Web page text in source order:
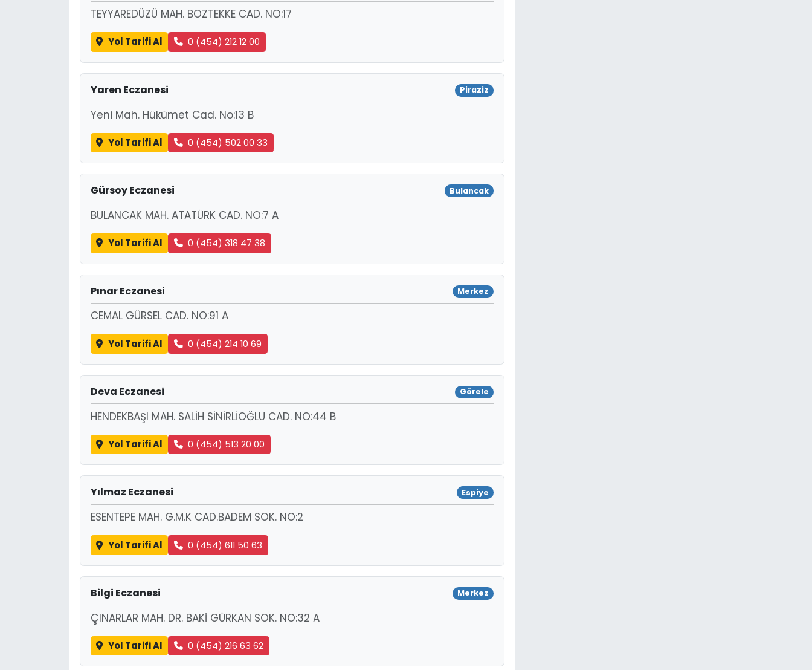
TEYYAREDÜZÜ MAH. BOZTEKKE CAD. NO:17
Yol Tarifi Al 0 (454) 212 12 00
Yaren Eczanesi Piraziz
Yeni Mah. Hükümet Cad. No:13 B
Yol Tarifi Al 0 (454) 502 00 33
Gürsoy Eczanesi Bulancak
BULANCAK MAH. ATATÜRK CAD. NO:7 A
Yol Tarifi Al 0 (454) 318 47 38
Pınar Eczanesi Merkez
CEMAL GÜRSEL CAD. NO:91 A
Yol Tarifi Al 0 (454) 214 10 69
Deva Eczanesi Görele
HENDEKBAŞI MAH. SALİH SİNİRLİOĞLU CAD. NO:44 B
Yol Tarifi Al 0 (454) 513 20 00
Yılmaz Eczanesi Espiye
ESENTEPE MAH. G.M.K CAD.BADEM SOK. NO:2
Yol Tarifi Al 0 (454) 611 50 63
Bilgi Eczanesi Merkez
ÇINARLAR MAH. DR. BAKİ GÜRKAN SOK. NO:32 A
Yol Tarifi Al 0 (454) 216 63 62